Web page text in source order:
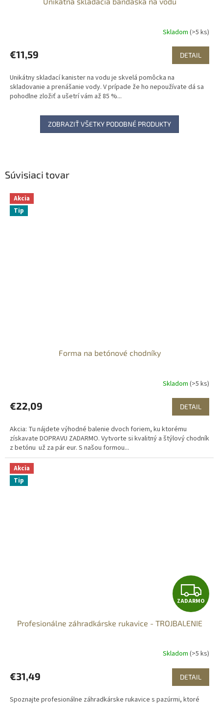
Súvisiaci tovar
Akcia
Tip
Forma na betónové chodníky
Skladom (>5 ks)
€22,09 DETAIL
Akcia: Tu nájdete výhodné balenie dvoch foriem, ku ktorému
získavate DOPRAVU ZADARMO. Vytvorte si kvalitný a štýlový chodník
z betónu už za pár eur. S našou formou...
Akcia
Tip
Z
A
D
A
R
M
ZADARMO
Profesionálne záhradkárske rukavice - TROJBALENIE
Skladom (>5 ks)
€31,49 DETAIL
Spoznajte profesionálne záhradkárske rukavice s pazúrmi, ktoré
Skladom (>5 ks)
€11,59 DETAIL
Unikátny skladací kanister na vodu je skvelá pomôcka na
skladovanie a prenášanie vody. V prípade že ho nepoužívate dá sa
pohodlne zložiť a ušetrí vám až 85 %...
ZOBRAZIŤ VŠETKY PODOBNÉ PRODUKTY